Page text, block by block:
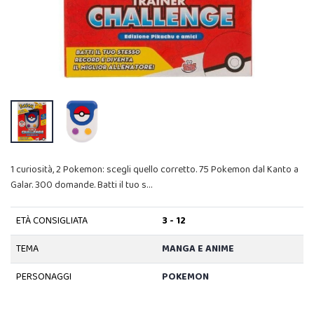
1 curiosità, 2 Pokemon: scegli quello corretto. 75 Pokemon dal Kanto a
Galar. 300 domande. Batti il tuo s…
ETÀ CONSIGLIATA
3 - 12
TEMA
MANGA E ANIME
PERSONAGGI
POKEMON